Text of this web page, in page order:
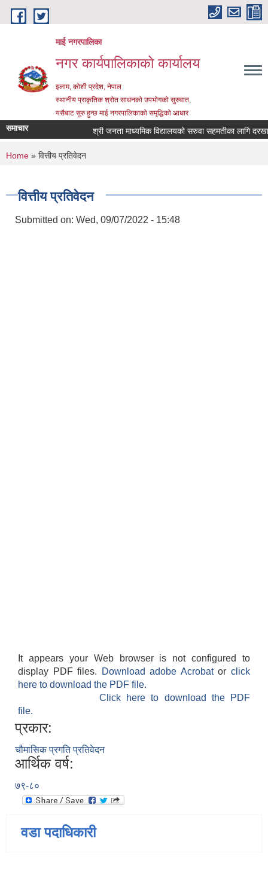
Skip to main content
माई नगरपालिका
नगर कार्यपालिकाको कार्यालय
इलाम, कोशी प्रदेश, नेपाल
स्थानीय प्राकृतिक श्रोत साधनको उपभोगको सुरुवात,
यसैबाट सुरु हुन्छ माई नगरपालिकाको समृद्धिको आधार
समाचार श्री जनता माध्यमिक विद्यालयको सरुवा सहमतीका लागि
You are here
Home » वित्तीय प्रतिवेदन
वित्तीय प्रतिवेदन
Submitted on: Wed, 09/07/2022 - 15:48
It appears your Web browser is not configured to
display PDF files.
Download adobe Acrobatorclick
here to download the PDF file.
Click here to download the PDF
file.
प्रकार:
चौमासिक प्रगति प्रतिवेदन
आर्थिक वर्ष:
७९-८०
वडा पदाधिकारी